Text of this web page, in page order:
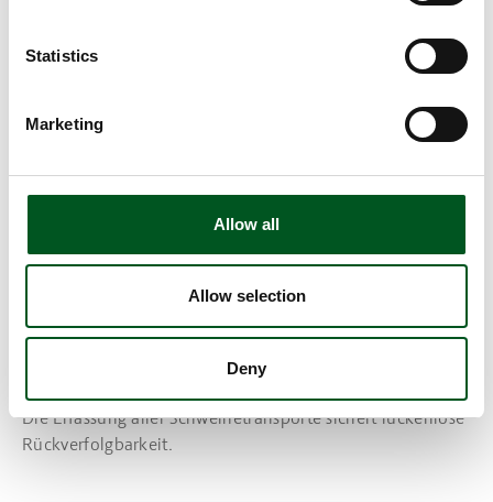
Statistics
Marketing
Allow all
Allow selection
Deny
die dänische Landwirtschaft durch Gemeinsinn und
Die Tiertransport-Datenbank
Die Erfassung aller Schweinetransporte sichert lückenlose
Rückverfolgbarkeit.